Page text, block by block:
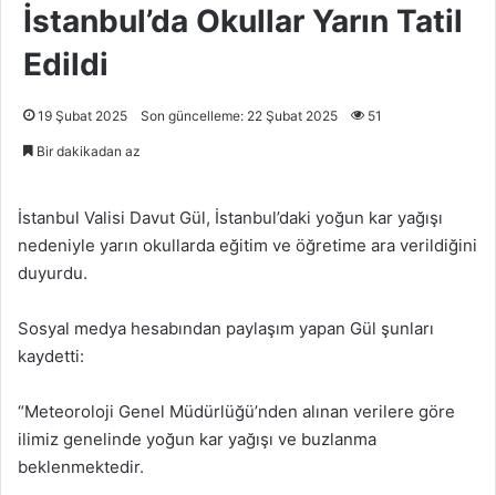
İstanbul’da Okullar Yarın Tatil
Edildi
19 Şubat 2025 Son güncelleme: 22 Şubat 2025 51
Bir dakikadan az
İstanbul Valisi Davut Gül, İstanbul’daki yoğun kar yağışı
nedeniyle yarın okullarda eğitim ve öğretime ara verildiğini
duyurdu.
Sosyal medya hesabından paylaşım yapan Gül şunları
kaydetti:
“Meteoroloji Genel Müdürlüğü’nden alınan verilere göre
ilimiz genelinde yoğun kar yağışı ve buzlanma
beklenmektedir.